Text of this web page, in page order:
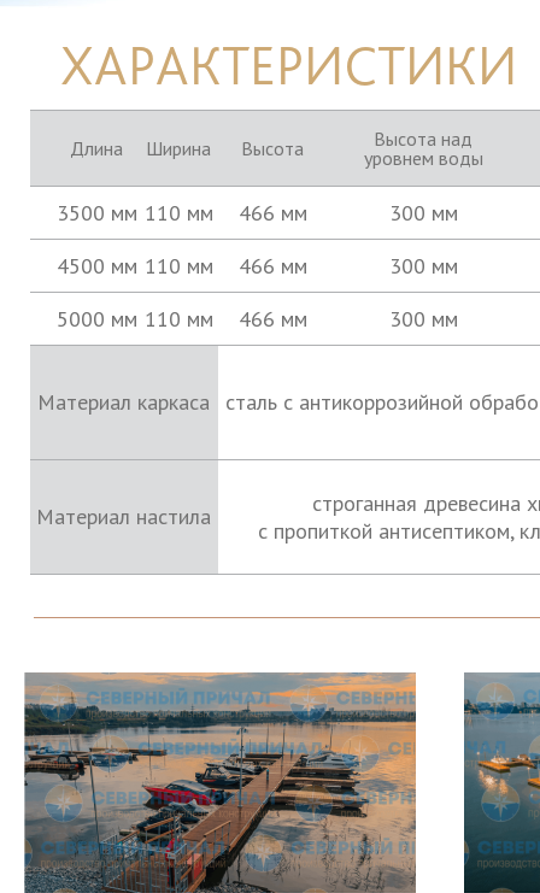
ХАРАКТЕРИСТИКИ
Длина Ширина Высота
Высота над
уровнем воды
3500 мм 110 мм 466 мм
300 мм
4500 мм 110 мм 466 мм
300 мм
5000 мм 110 мм 466 мм 300 мм
Материал каркаса сталь с антикоррозийной
Материал настила
строганная древесина
с пропиткой антисептиком,